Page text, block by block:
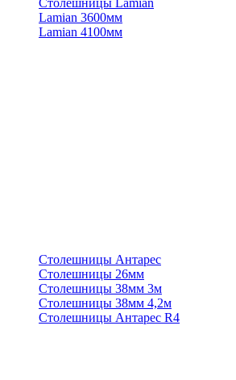
Столешницы Lamian
Lamian 3600мм
Lamian 4100мм
Столешницы Антарес
Столешницы 26мм
Столешницы 38мм 3м
Столешницы 38мм 4,2м
Столешницы Антарес R4